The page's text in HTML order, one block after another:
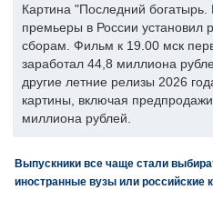
Картина "Последний богатырь.
премьеры в России установил
сборам. Фильм к 19.00 мск
заработал 44,8 миллиона
другие летние релизы 2026
картины, включая
миллиона рублей.
Выпускники все чаще стали
иностранные вузы или российские